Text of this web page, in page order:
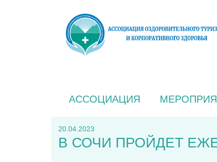
АССОЦИАЦИЯ
20.04.2023
В СОЧИ ПРОЙДЕТ